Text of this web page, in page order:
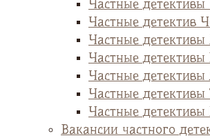
Частные
Частные детектив
Частные
Частные детективы
Частные детективы
Частные детективы
Частные
Вакансии частного